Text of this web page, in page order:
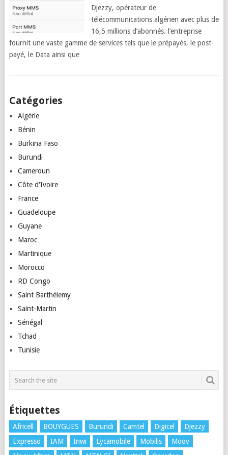
Djezzy, opérateur de
télécommunications algérien avec plus de
16,5 millions d’abonnés. l’entreprise
fournit une vaste gamme de services tels que le prépayés, le post-
payé, le Data ainsi que
Posts
navigation
Catégories
Algérie
Bénin
Burkina Faso
Burundi
Cameroun
Côte d'Ivoire
France
Guadeloupe
Guyane
Maroc
Martinique
Morocco
RD Congo
Saint Barthélemy
Saint-Martin
Sénégal
Tchad
Tunisie
Étiquettes
Africell BOUYGUES Burundi Camtel Digicel
Djezzy
Expresso
IAM Inwi Lycamobile Mobilis
Moov